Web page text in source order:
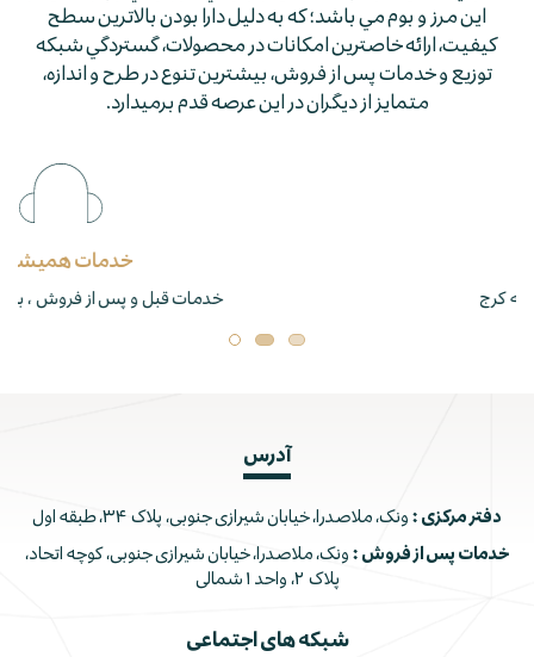
اين مرز و بوم مي باشد؛ كه به دليل دارا بودن بالاترين سطح
كيفيت، ارائه خاصترين امكانات در محصولات، گستردگي شبكه
توزيع و خدمات پس از فروش، بيشترين تنوع در طرح و اندازه،
متمايز از ديگران در اين عرصه قدم برمي­دارد.
خدمات قبل و پس از فروش ، بازدید ، نصب ، اجرا
آدرس
دفتر مرکزی : ونک، ملاصدرا، خیابان شیرازی جنوبی، پلاک ۳۴، طبقه اول
خدمات پس از فروش : ونک، ملاصدرا، خیابان شیرازی جنوبی، کوچه اتحاد،
پلاک ۲، واحد ۱ شمالی
شبکه های اجتماعی